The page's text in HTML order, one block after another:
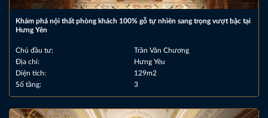
Khám phá nội thất phòng khách 100% gỗ tự nhiên sang trọng vượt bậc tại
Hưng Yên
Chủ đầu tư:
Trần Văn Chương
Địa chỉ:
Hưng Yêu
Diện tích:
129m2
Số tầng:
3